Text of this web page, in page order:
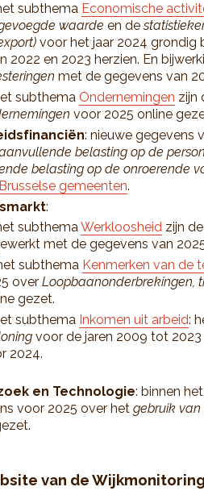
subthema Economische
waarde en de
voor het jaar 2024 grondig
2022 en 2023 herzien. En
met de gegevens van
subthema Ondernemingen zijn
voor 2025 online
: nieuwe gegevens
belasting op de
belasting op de onroerende
gemeenten.
:
subthemaWerkloosheid zijn
met de gegevens van
subthema Kenmerken van de
over Loopbaanonderbrekingen,
gezet.
subthema Inkomen uit arbeid:
voor de jaren 2009 tot
2024.
en Technologie: binnen
voor 2025 over het gebruik van
van de Wijkmonitoring